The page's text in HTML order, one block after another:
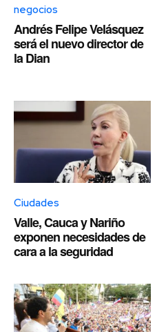
negocios
Andrés Felipe Velásquez
será el nuevo director de
la Dian
Ciudades
Valle, Cauca y Nariño
exponen necesidades de
cara a la seguridad